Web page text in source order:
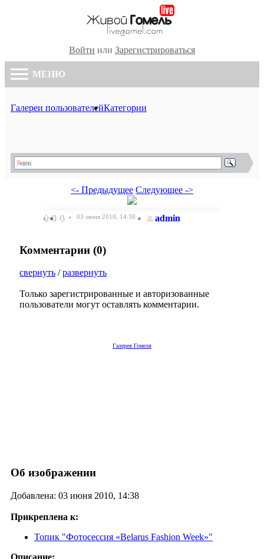
Войти или Зарегистрироваться
МЕНЮ
Галереи пользователейКатегории
<- Предыдущее Следующее ->
0 03 июня 2010, 14:38 admin
Комментарии (0)
свернуть /развернуть
Только зарегистрированные и авторизованные
пользователи могут оставлять комментарии.
Галерея Гомеля
Об изображении
Добавлена: 03 июня 2010, 14:38
Прикреплена к:
Топик "Фотосессия «Belarus Fashion Week»"
Описание: